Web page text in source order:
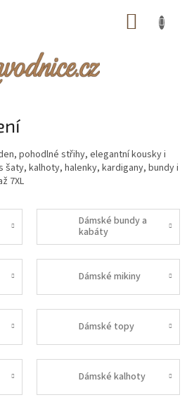
pohodlné střihy, elegantní kousky i
šaty, kalhoty, halenky, kardigany, bundy i
7XL
Dámské bundy a
kabáty
Dámské mikiny
Dámské topy
Dámské kalhoty